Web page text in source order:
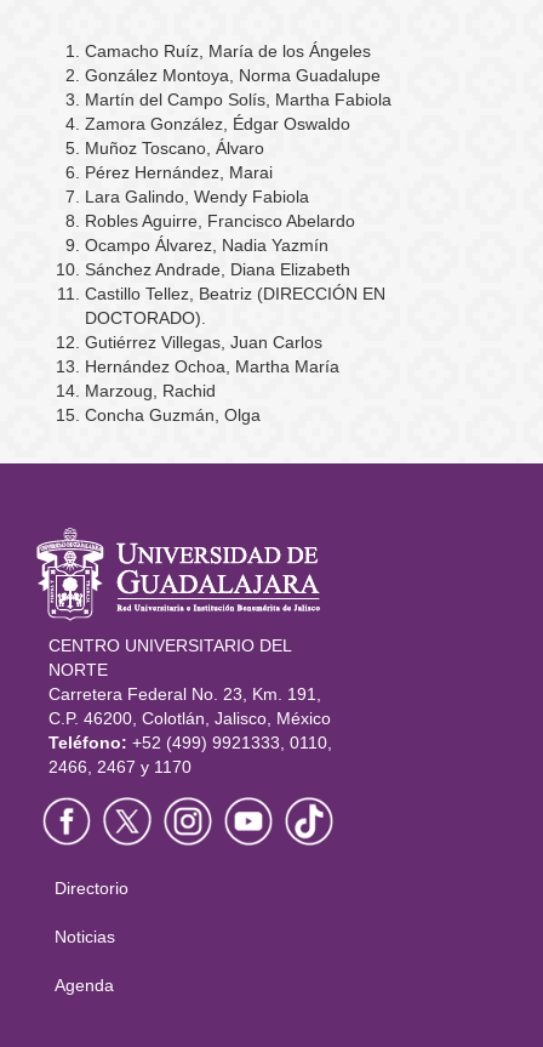
Camacho Ruíz, María de los Ángeles
González Montoya, Norma Guadalupe
Martín del Campo Solís, Martha Fabiola
Zamora González, Édgar Oswaldo
Muñoz Toscano, Álvaro
Pérez Hernández, Marai
Lara Galindo, Wendy Fabiola
Robles Aguirre, Francisco Abelardo
Ocampo Álvarez, Nadia Yazmín
Sánchez Andrade, Diana Elizabeth
Castillo Tellez, Beatriz (DIRECCIÓN EN
DOCTORADO).
Gutiérrez Villegas, Juan Carlos
Hernández Ochoa, Martha María
Marzoug, Rachid
Concha Guzmán, Olga
Información
del portal
CENTRO UNIVERSITARIO DEL
NORTE
Carretera Federal No. 23, Km. 191,
C.P. 46200, Colotlán, Jalisco, México
Teléfono: +52 (499) 9921333, 0110,
2466, 2467 y 1170
Menú
principal
Directorio
Noticias
Agenda